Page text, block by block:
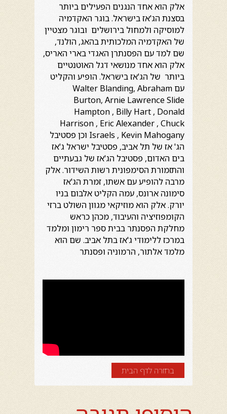
אלק הוא אחד הנגנים הפעילים ביותר
בסצנת הג'אז בישראל. בוגר האקדמיה
למוסיקה ולמחול בירושלים ובוגר מצטיין
של האקדמיה המלכותית בהאג, הולנד,
שם למד עם הפסנתרן האגדי בארי האריס,
אלק הוא אחד מנושאי דגל האוטנטיים
ביותר של הג'אז בישראל. הופיע והקליט
עם Walter Blanding, Abraham
Burton, Arnie Lawrence Slide
Hampton , Billy Hart , Donald
Harrison , Eric Alexander , Chuck
Israels , Kevin Mahogany וכן פסטיבל
הג' אז של תל אביב, פסטיבל ישראל ג'אז
בים האדום, פסטיבל הג'אז של גבעתיים
והתזמורת הסימפונית רשות השידור. אלק
מרבה להופיע עם אשתו, זמרת הג'אז
סימונה ארונס, עמה הקליט אלבום בניו
יורק. אלק הוא מוזיקאי מגוון השולט ברזי
הקומפוזיציה והעיבוד, מכהן כראש
מחלקת הפסנתר בבית ספר רימון ומלמד
במרכז ללימודי ג'אז בתל אביב. שם הוא
מלמד אלתור, הרמוניה ופסנתר
בחזרה לדף הבית